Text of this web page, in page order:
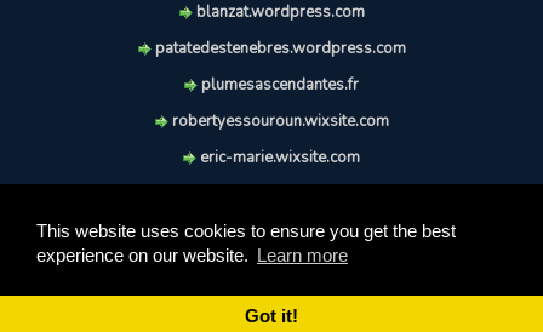
This website uses cookies to ensure you get the best
experience on our website. Learn more
Got it!
blanzat.wordpress.com
patatedestenebres.wordpress.com
plumesascendantes.fr
robertyessouroun.wixsite.com
eric-marie.wixsite.com
soufflereve.blogspot.com
Ce site est réalisé et maintenu avec coeur et passion.